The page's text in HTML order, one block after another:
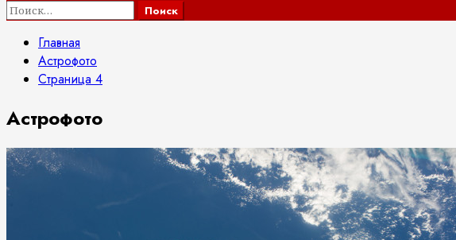
Найти:
Главная
Астрофото
Страница 4
Астрофото